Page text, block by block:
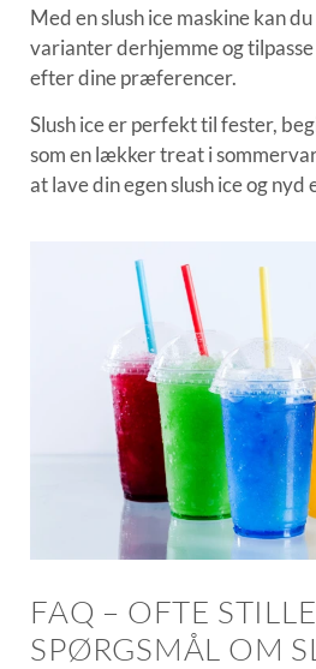
Med en slush ice maskine kan
varianter derhjemme og
efter dine præferencer.
Slush ice er perfekt til fester,
som en lækker treat i
at lave din egen slush ice og nyd
FAQ – OFTE
SPØRGSMÅL OM